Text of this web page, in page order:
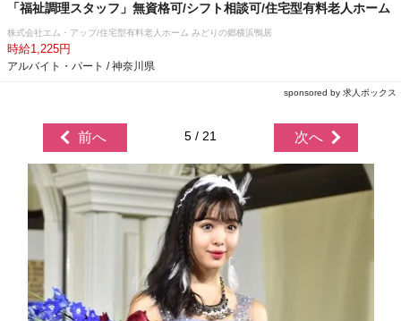
「福祉調理スタッフ」無資格可/シフト相談可/住宅型有料老人ホーム
株式会社エム・アップ/住宅型有料老人ホーム みどりの郷横浜鴨居
時給1,225円
アルバイト・パート / 神奈川県
sponsored by 求人ボックス
前へ 5 / 21 次へ